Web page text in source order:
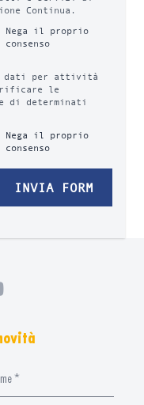
Continua.
Nega il proprio
consenso
dati per attività
le
di determinati
Nega il proprio
consenso
INVIA FORM